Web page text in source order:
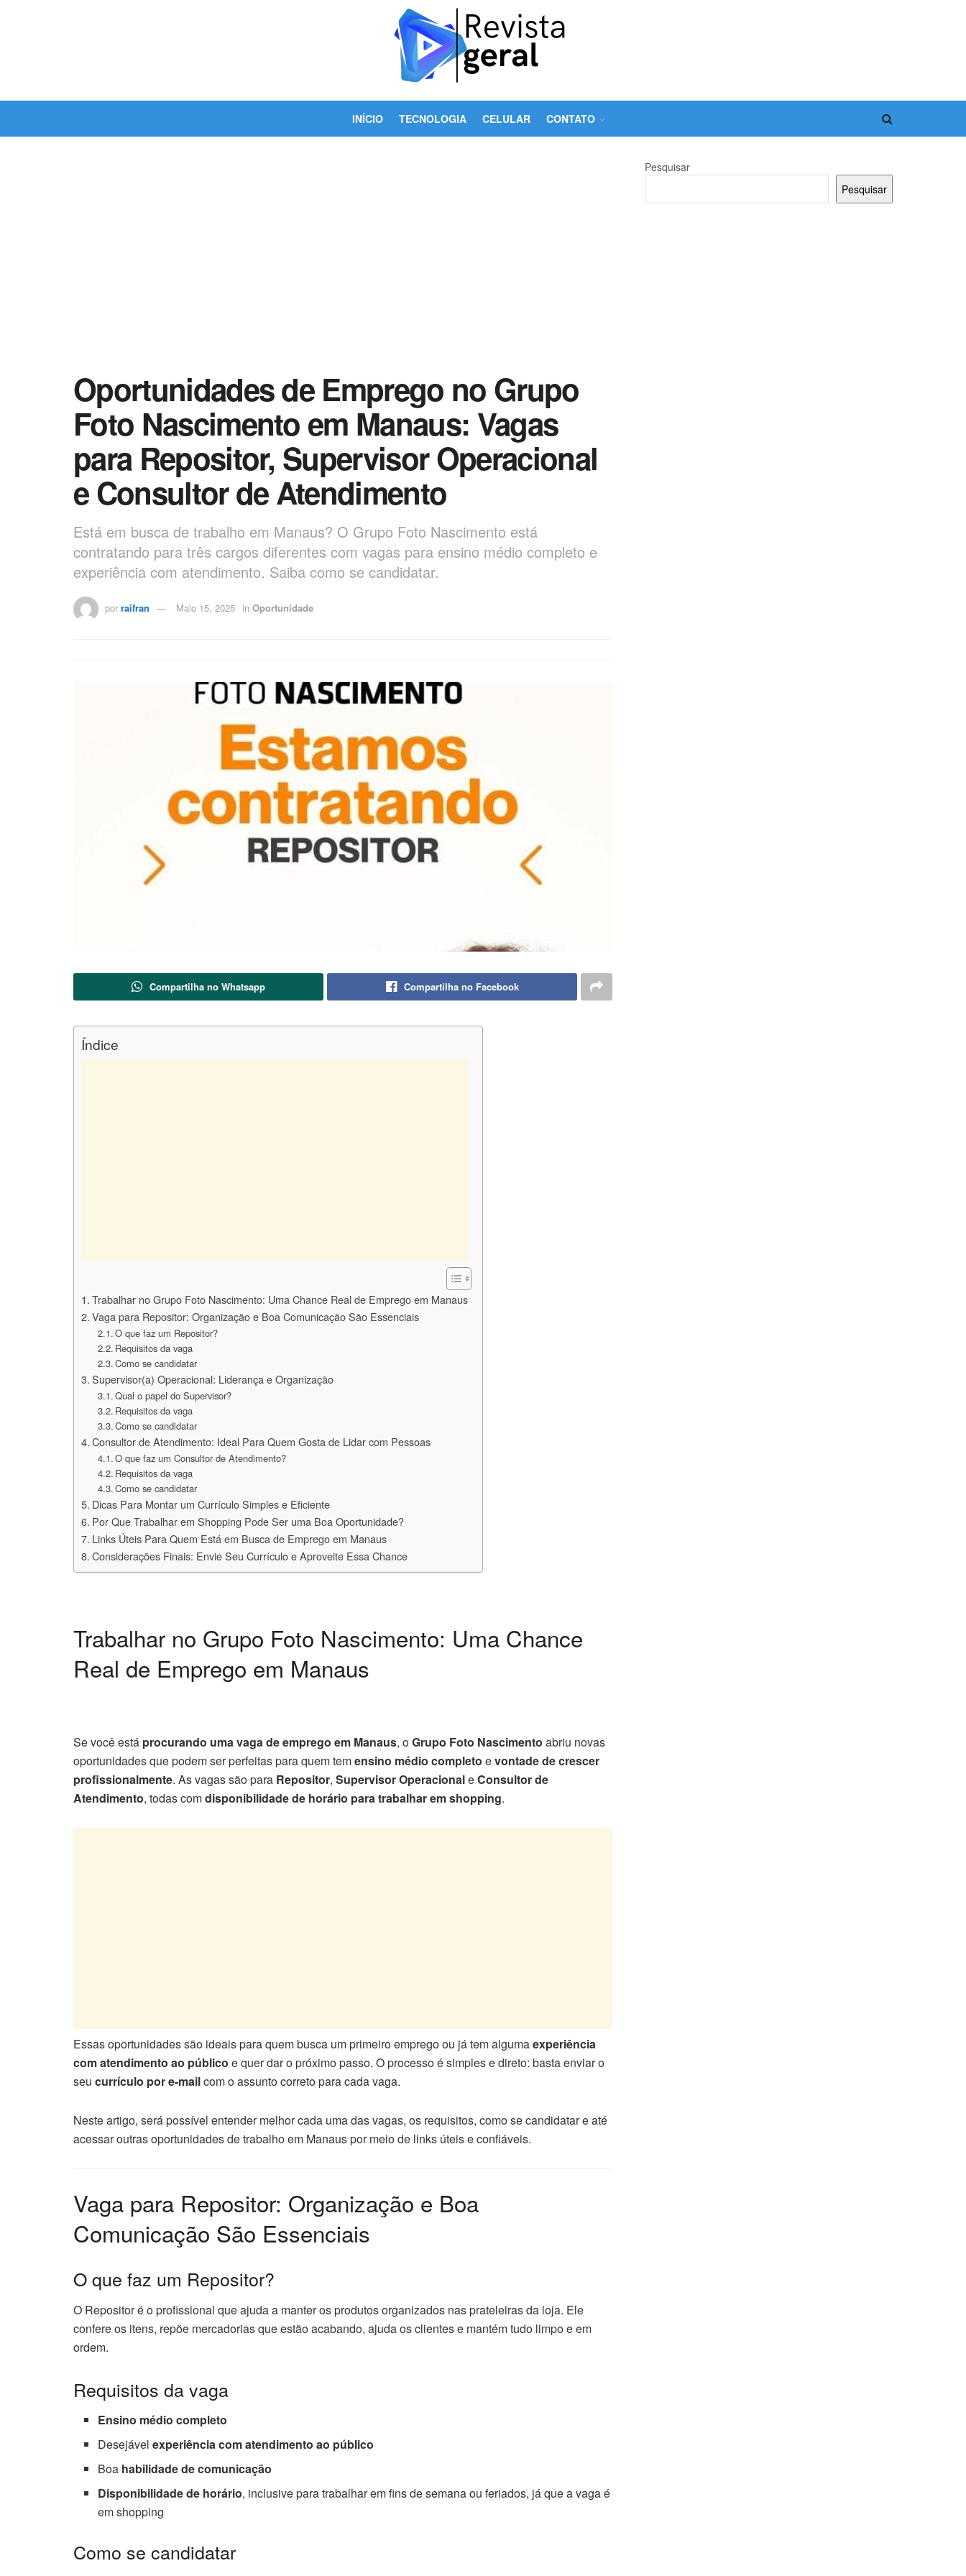
INÍCIO TECNOLOGIA CELULAR CONTATO
Oportunidades de Emprego no Grupo
Foto Nascimento em Manaus: Vagas
para Repositor, Supervisor Operacional
e Consultor de Atendimento
Está em busca de trabalho em Manaus? O Grupo Foto Nascimento está
contratando para três cargos diferentes com vagas para ensino médio completo e
experiência com atendimento. Saiba como se candidatar.
por raifran Maio 15, 2025 in Oportunidade
Compartilha no Whatsapp Compartilha no Facebook
Índice
Trabalhar no Grupo Foto Nascimento: Uma Chance Real de Emprego em Manaus
Vaga para Repositor: Organização e Boa Comunicação São Essenciais
O que faz um Repositor?
Requisitos da vaga
Como se candidatar
Supervisor(a) Operacional: Liderança e Organização
Qual o papel do Supervisor?
Requisitos da vaga
Como se candidatar
Consultor de Atendimento: Ideal Para Quem Gosta de Lidar com Pessoas
O que faz um Consultor de Atendimento?
Requisitos da vaga
Como se candidatar
Dicas Para Montar um Currículo Simples e Eficiente
Por Que Trabalhar em Shopping Pode Ser uma Boa Oportunidade?
Links Úteis Para Quem Está em Busca de Emprego em Manaus
Considerações Finais: Envie Seu Currículo e Aproveite Essa Chance
Trabalhar no Grupo Foto Nascimento: Uma Chance
Real de Emprego em Manaus
Se você está procurando uma vaga de emprego em Manaus, oGrupo Foto Nascimento abriu novas
oportunidades que podem ser perfeitas para quem temensino médio completo evontade de crescer
profissionalmente. As vagas são para Repositor, Supervisor OperacionaleConsultor de
Atendimento, todas comdisponibilidade de horário para trabalhar em shopping.
Essas oportunidades são ideais para quem busca um primeiro emprego ou já tem algumaexperiência
com atendimento ao público e quer dar o próximo passo. O processo é simples e direto: basta enviar o
seu currículo por e-mailcom o assunto correto para cada vaga.
Neste artigo, será possível entender melhor cada uma das vagas, os requisitos, como se candidatar e até
acessar outras oportunidades de trabalho em Manaus por meio de links úteis e confiáveis.
Vaga para Repositor: Organização e Boa
Comunicação São Essenciais
O que faz um Repositor?
O Repositor é o profissional que ajuda a manter os produtos organizados nas prateleiras da loja. Ele
confere os itens, repõe mercadorias que estão acabando, ajuda os clientes e mantém tudo limpo e em
ordem.
Requisitos da vaga
Ensino médio completo
Desejávelexperiência com atendimento ao público
Boa habilidade de comunicação
Disponibilidade de horário, inclusive para trabalhar em fins de semana ou feriados, já que a vaga é
em shopping
Como se candidatar
Pesquisar
Pesquisar